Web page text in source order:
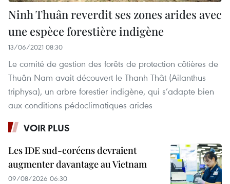
Ninh Thuân reverdit ses zones arides avec
une espèce forestière indigène
13/06/2021 08:30
Le comité de gestion des forêts de protection côtières de
Thuân Nam avait découvert le Thanh Thât (Ailanthus
triphysa), un arbre forestier indigène, qui s’adapte bien
aux conditions pédoclimatiques arides
VOIR PLUS
Les IDE sud-coréens devraient
augmenter davantage au Vietnam
09/08/2026 06:30